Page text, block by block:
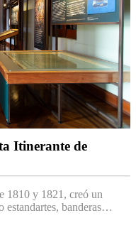
Itinerante de
1810 y 1821, creó un
estandartes, banderas…